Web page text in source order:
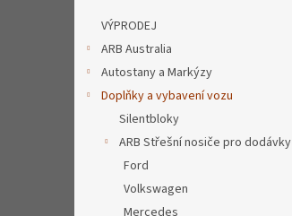
VÝPRODEJ
ARB Australia
Autostany a Markýzy
Doplňky a vybavení vozu
Silentbloky
ARB Střešní nosiče pro dodávky
Ford
Volkswagen
Mercedes